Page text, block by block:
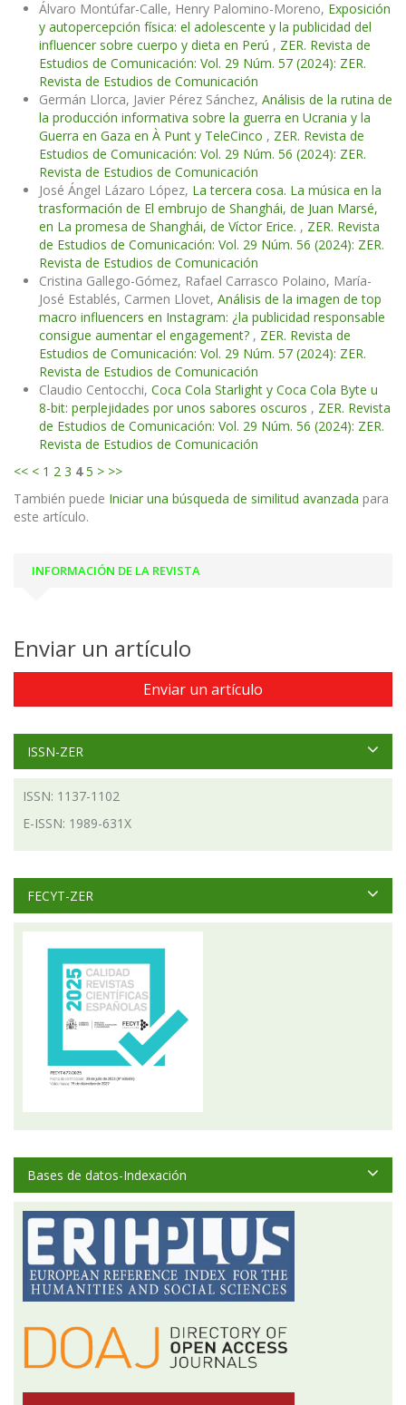
Álvaro Montúfar-Calle, Henry Palomino-Moreno, Exposición
y autopercepción física: el adolescente y la publicidad del
influencer sobre cuerpo y dieta en Perú , ZER. Revista de
Estudios de Comunicación: Vol. 29 Núm. 57 (2024): ZER.
Revista de Estudios de Comunicación
Germán Llorca, Javier Pérez Sánchez, Análisis de la rutina de
la producción informativa sobre la guerra en Ucrania y la
Guerra en Gaza en À Punt y TeleCinco , ZER. Revista de
Estudios de Comunicación: Vol. 29 Núm. 56 (2024): ZER.
Revista de Estudios de Comunicación
José Ángel Lázaro López, La tercera cosa. La música en la
trasformación de El embrujo de Shanghái, de Juan Marsé,
en La promesa de Shanghái, de Víctor Erice. , ZER. Revista
de Estudios de Comunicación: Vol. 29 Núm. 56 (2024): ZER.
Revista de Estudios de Comunicación
Cristina Gallego-Gómez, Rafael Carrasco Polaino, María-
José Establés, Carmen Llovet, Análisis de la imagen de top
macro influencers en Instagram: ¿la publicidad responsable
consigue aumentar el engagement? , ZER. Revista de
Estudios de Comunicación: Vol. 29 Núm. 57 (2024): ZER.
Revista de Estudios de Comunicación
Claudio Centocchi, Coca Cola Starlight y Coca Cola Byte u
8-bit: perplejidades por unos sabores oscuros , ZER. Revista
de Estudios de Comunicación: Vol. 29 Núm. 56 (2024): ZER.
Revista de Estudios de Comunicación
<< < 1 2 3 4 5 > >>
También puede Iniciar una búsqueda de similitud avanzada para
este artículo.
INFORMACIÓN DE LA REVISTA
Enviar un artículo
Enviar un artículo
ISSN-ZER
ISSN: 1137-1102
E-ISSN: 1989-631X
FECYT-ZER
Bases de datos-Indexación